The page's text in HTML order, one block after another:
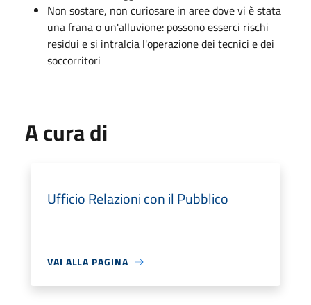
Non sostare, non curiosare in aree dove vi è stata
una frana o un'alluvione: possono esserci rischi
residui e si intralcia l'operazione dei tecnici e dei
soccorritori
A cura di
Ufficio Relazioni con il Pubblico
VAI ALLA PAGINA